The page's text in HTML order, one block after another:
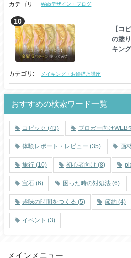
カテゴリ: Webデザイン・ブログ
【コ
の塗
キン
カテゴリ: メイキング・お絵描き講座
おすすめの検索ワード一覧
コピック (43)
体験レポート・レビュー (35) 画
旅行 (10) 初心者向け (8)
宝石 (6) 困った時の対処法 (6)
趣味の時間をつくる (5)
ブロガー向けWEB
節約 (4)
イベント (3)
メインメニュー